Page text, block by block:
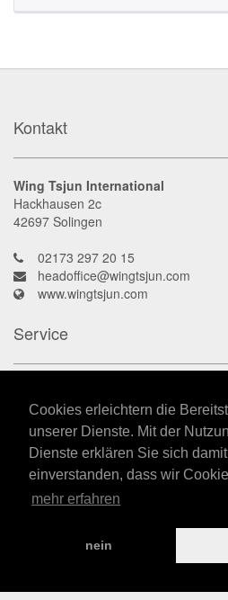
Cookies erleichtern die
unserer Dienste. Mit der
Dienste erklären Sie sich damit
einverstanden, dass wir
mehr erfahren
nein
Kontakt
Wing Tsjun International
Hackhausen 2c
42697 Solingen
02173 297 20 15
headoffice@wingtsjun.com
www.wingtsjun.com
Service
Datenschutz
Impressum